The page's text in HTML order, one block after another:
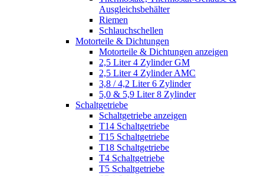
Ausgleichsbehälter
Riemen
Schlauchschellen
Motorteile & Dichtungen
Motorteile & Dichtungen anzeigen
2,5 Liter 4 Zylinder GM
2,5 Liter 4 Zylinder AMC
3,8 / 4,2 Liter 6 Zylinder
5,0 & 5,9 Liter 8 Zylinder
Schaltgetriebe
Schaltgetriebe anzeigen
T14 Schaltgetriebe
T15 Schaltgetriebe
T18 Schaltgetriebe
T4 Schaltgetriebe
T5 Schaltgetriebe